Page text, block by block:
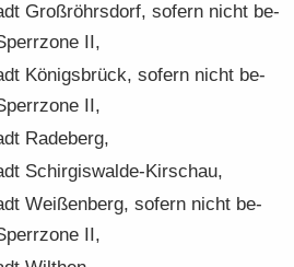
Groß­röhrs­dorf, so­fern nicht be­
II,
Kö­nigs­brück, so­fern nicht be­
II,
Ra­de­berg,
Schirgiswalde-​Kirschau,
Wei­ßen­berg, so­fern nicht be­
II,